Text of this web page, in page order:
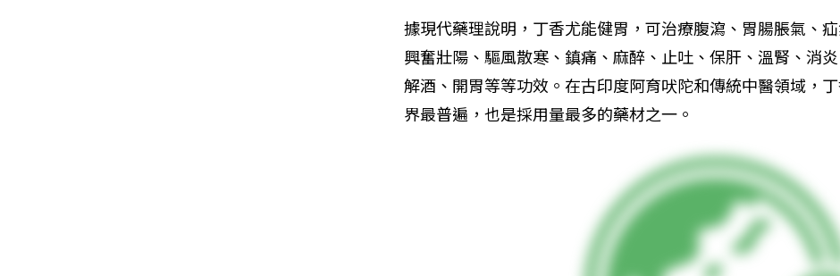
據現代藥理說明，丁香尤能健胃，可治療腹瀉、胃腸脹氣、
興奮壯陽、驅風散寒、鎮痛、麻醉、止吐、保肝、溫腎、消
解酒、開胃等等功效。在古印度阿育吠陀和傳統中醫領域，
界最普遍，也是採用量最多的藥材之一。